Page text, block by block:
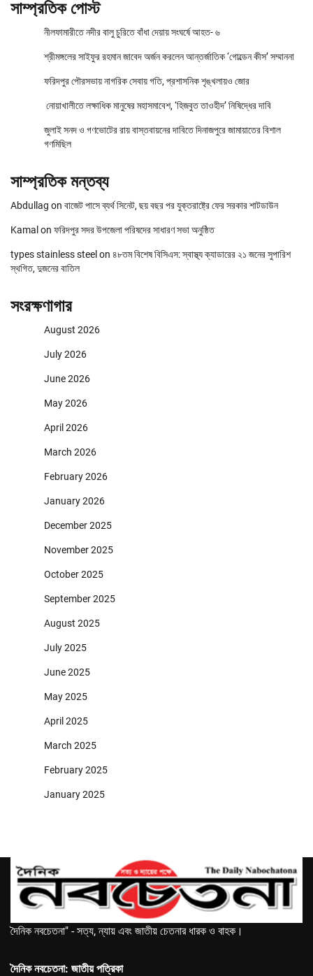
সাম্প্রতিক পোস্ট
নীলফামারীতে নদীর বালু চুরিতে বাঁধা দেয়ায় সংঘর্ষে আহত- ৬
শ্রীমঙ্গলের সাইফুর রহমান জাবেদ অর্জন করলেন আন্তর্জাতিক ‘গোল্ডেন কীস’ সম্মাননা
ফরিদপুর পৌরসভায় নাগরিক সেবায় গতি, প্রশাসনিক শৃঙ্খলায়ও জোর
নোয়াখালীতে লক্ষাধিক মানুষের মহাসমাবেশ, ‘হিজবুত তাওহীদ’ নিষিদ্ধের দাবি
জুলাই সনদ ও গণভোটের রায় বাস্তবায়নের দাবিতে দিনাজপুরে জামায়াতের বিশাল
গণমিছিল
সাম্প্রতিক মন্তব্য
Abdullag on বাজেট পাসে ব্যর্থ সিনেট, ছয় বছর পর যুক্তরাষ্ট্রে ফের সরকার শাটডাউন
Kamal on ফরিদপুর সদর উপজেলা পরিষদের সাধারণ সভা অনুষ্ঠিত
types stainless steel on ৪৮তম বিশেষ বিসিএস: স্বাস্থ্য ক্যাডারের ২১ জনের সুপারিশ
স্থগিত, দুজনের বাতিল
সংরক্ষণাগার
August 2026
July 2026
June 2026
May 2026
April 2026
March 2026
February 2026
January 2026
December 2025
November 2025
October 2025
September 2025
August 2025
July 2025
June 2025
May 2025
April 2025
March 2025
February 2025
January 2025
দৈনিক নবচেতনা" - সত্য, ন্যায় এবং জাতীয় চেতনার ধারক ও বাহক।
দৈনিক নবচেতনা: জাতীয় পত্রিকা